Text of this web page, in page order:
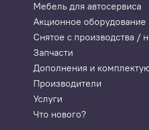
Мебель для автосервиса
Акционное оборудование
Снятое с производства /
Запчасти
Дополнения и
Производители
Услуги
Что нового?